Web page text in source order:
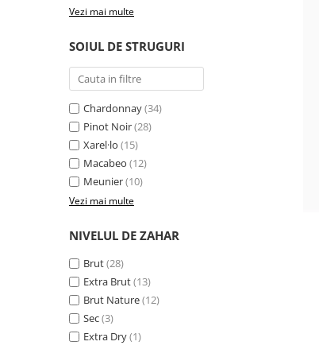
Vezi mai multe
SOIUL DE STRUGURI
Chardonnay(34)
Pinot Noir(28)
Xarel·lo (15)
Macabeo (12)
Meunier(10)
Vezi mai multe
NIVELUL DE ZAHAR
Brut(28)
Extra Brut(13)
Brut Nature(12)
Sec(3)
Extra Dry(1)